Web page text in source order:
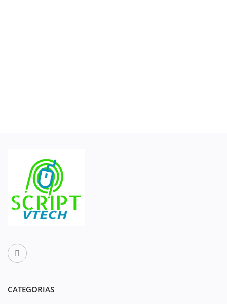
CATEGORIAS